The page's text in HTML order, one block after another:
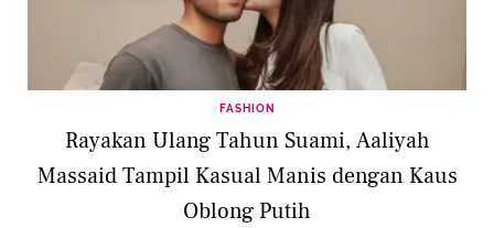
FASHION
Rayakan Ulang Tahun Suami, Aaliyah
Massaid Tampil Kasual Manis dengan Kaus
Oblong Putih